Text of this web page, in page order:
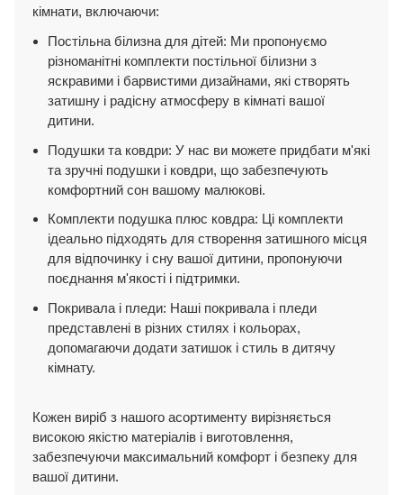
кімнати, включаючи:
Постільна білизна для дітей: Ми пропонуємо
різноманітні комплекти постільної білизни з
яскравими і барвистими дизайнами, які створять
затишну і радісну атмосферу в кімнаті вашої
дитини.
Подушки та ковдри: У нас ви можете придбати м'які
та зручні подушки і ковдри, що забезпечують
комфортний сон вашому малюкові.
Комплекти подушка плюс ковдра: Ці комплекти
ідеально підходять для створення затишного місця
для відпочинку і сну вашої дитини, пропонуючи
поєднання м'якості і підтримки.
Покривала і пледи: Наші покривала і пледи
представлені в різних стилях і кольорах,
допомагаючи додати затишок і стиль в дитячу
кімнату.
Кожен виріб з нашого асортименту вирізняється
високою якістю матеріалів і виготовлення,
забезпечуючи максимальний комфорт і безпеку для
вашої дитини.